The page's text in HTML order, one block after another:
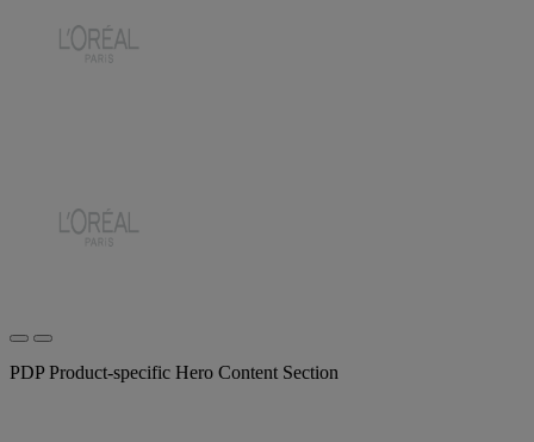
PDP Product-specific Hero Content Section